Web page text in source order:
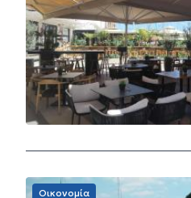
Οικονομία